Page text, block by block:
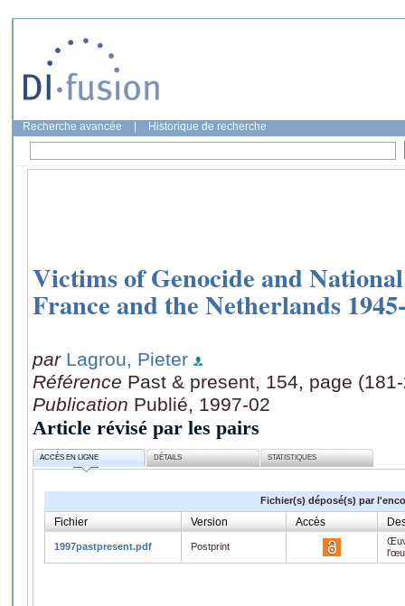
Recherche avancée Historique de recherche
Victims of Genocide and
France and the Netherlands
par Lagrou, Pieter
Référence Past & present, 154, page
Publication Publié, 1997-02
Article révisé par les pairs
ACCÈS EN LIGNE DÉTAILS STATISTIQUES
Fichier(s) déposé(s) par
Fichier Version Accès
1997pastpresent.pdf Postprint